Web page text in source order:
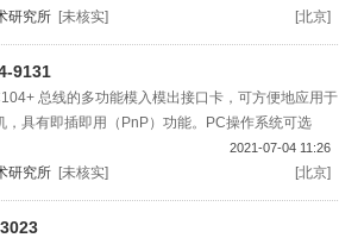
[北京]
研究所 [未核实]
9131
总线的多功能模入模出接口卡，可方便地应用于
，具有即插即用（PnP）功能。PC操作系统可选
2021-07-04 11:26
[北京]
研究所 [未核实]